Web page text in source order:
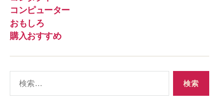
コンピューター
おもしろ
購入おすすめ